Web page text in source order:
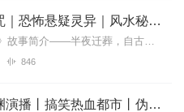
午夜迁葬：血棺咒｜恐怖悬疑灵异｜风水秘术｜免费精品
《午夜迁葬：血棺咒》故事简介——半夜迁葬，自古就有很多讲究！因为没听风水先生的话，我家午夜迁葬，却挖出一具鲜红的棺材，自此全村人就像中了邪一样的逐一死去！欢迎...
846
第九特区丨头陀渊演播丨搞笑热血都市丨伪戒丨VIP免费多人有声剧